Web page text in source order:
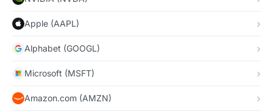
Apple (AAPL)
Alphabet (GOOGL)
Microsoft (MSFT)
Amazon.com (AMZN)